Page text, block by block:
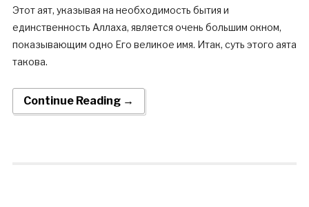
Этот аят, указывая на необходимость бытия и
единственность Аллаха, является очень большим окном,
показывающим одно Его великое имя. Итак, суть этого аята
такова.
Continue Reading →